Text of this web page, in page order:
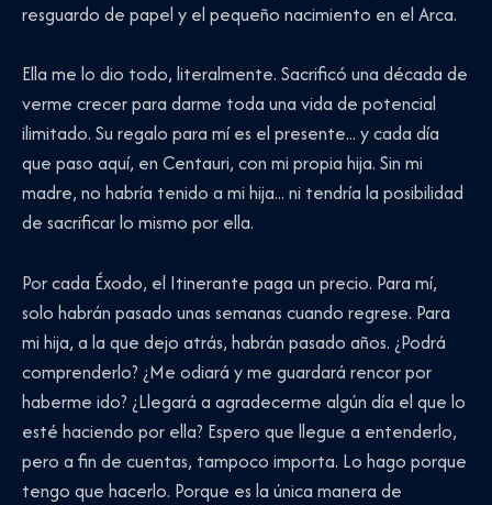
resguardo de papel y el pequeño nacimiento en el Arca.
Ella me lo dio todo, literalmente. Sacrificó una década de
verme crecer para darme toda una vida de potencial
ilimitado. Su regalo para mí es el presente... y cada día
que paso aquí, en Centauri, con mi propia hija. Sin mi
madre, no habría tenido a mi hija... ni tendría la posibilidad
de sacrificar lo mismo por ella.
Por cada Éxodo, el Itinerante paga un precio. Para mí,
solo habrán pasado unas semanas cuando regrese. Para
mi hija, a la que dejo atrás, habrán pasado años. ¿Podrá
comprenderlo? ¿Me odiará y me guardará rencor por
haberme ido? ¿Llegará a agradecerme algún día el que lo
esté haciendo por ella? Espero que llegue a entenderlo,
pero a fin de cuentas, tampoco importa. Lo hago porque
tengo que hacerlo. Porque es la única manera de